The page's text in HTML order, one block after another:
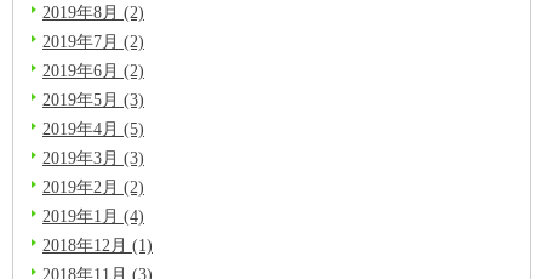
2019年8月 (2)
2019年7月 (2)
2019年6月 (2)
2019年5月 (3)
2019年4月 (5)
2019年3月 (3)
2019年2月 (2)
2019年1月 (4)
2018年12月 (1)
2018年11月 (3)